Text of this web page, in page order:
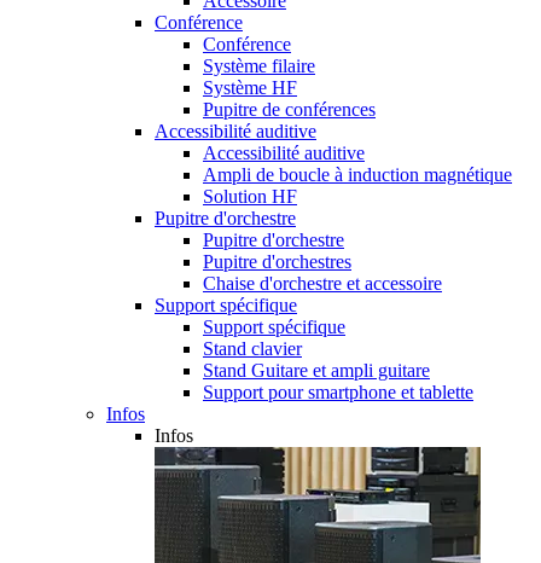
Conférence
Conférence
Système filaire
Système HF
Pupitre de conférences
Accessibilité auditive
Accessibilité auditive
Ampli de boucle à induction magnétique
Solution HF
Pupitre d'orchestre
Pupitre d'orchestre
Pupitre d'orchestres
Chaise d'orchestre et accessoire
Support spécifique
Support spécifique
Stand clavier
Stand Guitare et ampli guitare
Support pour smartphone et tablette
Infos
Infos